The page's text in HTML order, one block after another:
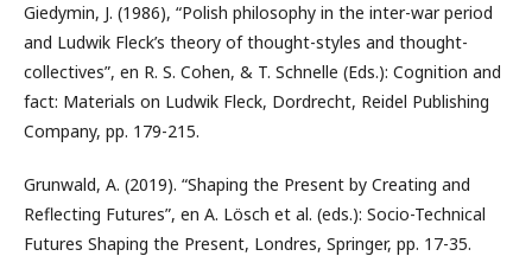
Giedymin, J. (1986), “Polish philosophy in the inter-war period
and Ludwik Fleck’s theory of thought-styles and thought-
collectives”, en R. S. Cohen, & T. Schnelle (Eds.): Cognition and
fact: Materials on Ludwik Fleck, Dordrecht, Reidel Publishing
Company, pp. 179-215.
Grunwald, A. (2019). “Shaping the Present by Creating and
Reflecting Futures”, en A. Lösch et al. (eds.): Socio-Technical
Futures Shaping the Present, Londres, Springer, pp. 17-35.